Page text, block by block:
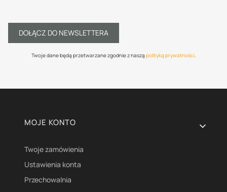
DOŁĄCZ DO NEWSLETTERA
Twoje dane będą przetwarzane zgodnie z naszą polityką prywatności.
Linki w stopce
MOJE KONTO
Twoje zamówienia
Ustawienia konta
Przechowalnia